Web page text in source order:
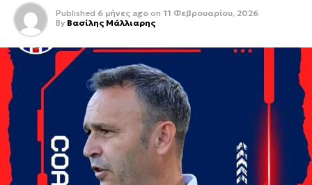
Published 6 μήνες ago on 11 Φεβρουαρίου, 2026
By Βασίλης Μάλλιαρης